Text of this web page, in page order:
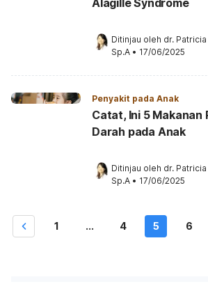
Ditinjau oleh dr.
Sp.A • 17/06/2025
Penyakit pada Anak
Catat, Ini 5 Makanan
Darah pada Anak
Ditinjau oleh dr.
Sp.A • 17/06/2025
1 ... 4 5 6